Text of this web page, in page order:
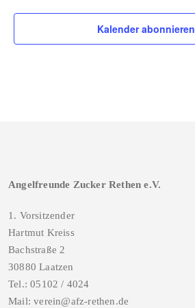
Kalender abonnieren
Angelfreunde Zucker Rethen e.V.
1. Vorsitzender
Hartmut Kreiss
Bachstraße 2
30880 Laatzen
Tel.: 05102 / 4024
Mail: verein@afz-rethen.de